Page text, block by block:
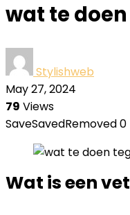
wat te
Stylishweb
May 27, 2024
79 Views
SaveSavedRemoved0
Wat is een